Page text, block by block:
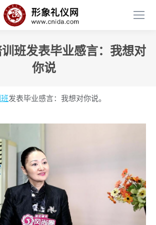
班发表毕业感言：我想对
你说
发表毕业感言：我想对你说。